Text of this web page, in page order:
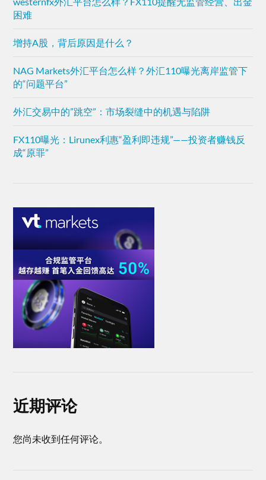
困难
增持A股，背后原因是什么？
NAG Markets外汇平台怎么样？外汇110曝光离岸监管下
的“问题平台”
外汇交易中的”跳空”：市场裂缝中的机遇与陷阱
FX110曝光：Lirunex利惠“盈利即违规”——投资者赚钱反
成“原罪”
近期评论
您尚未收到任何评论。